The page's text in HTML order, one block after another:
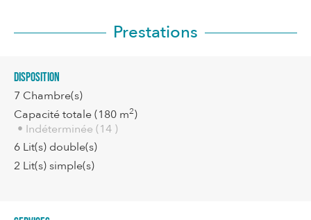
Prestations
Disposition
7 Chambre(s)
Capacité totale(180 m2)
• Indéterminée (14 )
6 Lit(s) double(s)
2 Lit(s) simple(s)